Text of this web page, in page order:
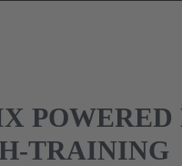
POWERED
TRAINING